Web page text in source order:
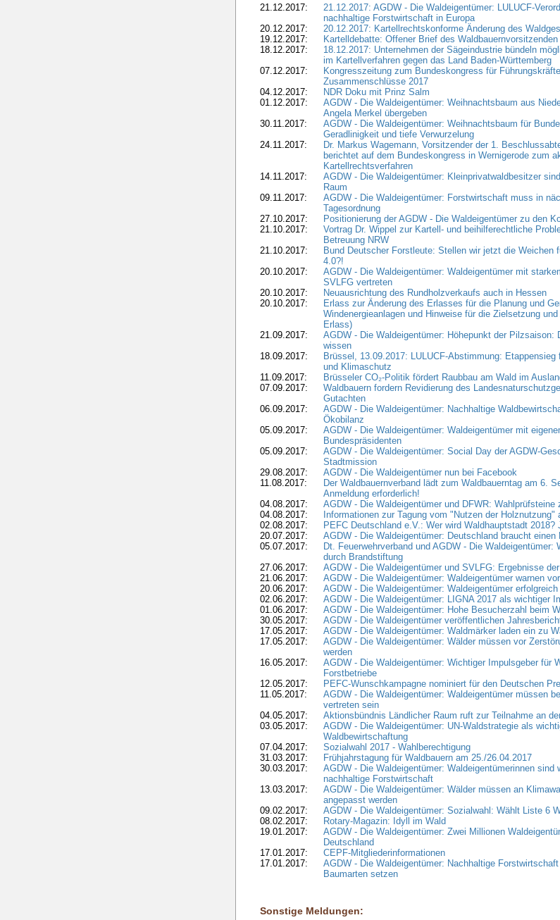
21.12.2017:
21.12.2017: AGDW - Die Waldeigentümer: LULUCF-
nachhaltige Forstwirtschaft in Europa
20.12.2017:
20.12.2017: Kartellrechtskonforme Änderung des
19.12.2017:
Kartelldebatte: Offener Brief des
18.12.2017:
18.12.2017: Unternehmen der Sägeindustrie bündeln
im Kartellverfahren gegen das Land Baden-Württemberg
07.12.2017:
Kongresszeitung zum Bundeskongress für
Zusammenschlüsse 2017
04.12.2017:
NDR Doku mit Prinz Salm
01.12.2017:
AGDW - Die Waldeigentümer: Weihnachtsbaum aus
Angela Merkel übergeben
30.11.2017:
AGDW - Die Waldeigentümer: Weihnachtsbaum für
Geradlinigkeit und tiefe Verwurzelung
24.11.2017:
Dr. Markus Wagemann, Vorsitzender der 1.
berichtet auf dem Bundeskongress in Wernigerode zum
Kartellrechtsverfahren
14.11.2017:
AGDW - Die Waldeigentümer: Kleinprivatwaldbesitzer
Raum
09.11.2017:
AGDW - Die Waldeigentümer: Forstwirtschaft muss in
Tagesordnung
27.10.2017:
Positionierung der AGDW - Die Waldeigentümer zu den
21.10.2017:
Vortrag Dr. Wippel zur Kartell- und beihilferechtliche
Betreuung NRW
21.10.2017:
Bund Deutscher Forstleute: Stellen wir jetzt die Weichen
4.0?!
20.10.2017:
AGDW - Die Waldeigentümer: Waldeigentümer mit
SVLFG vertreten
20.10.2017:
Neuausrichtung des Rundholzverkaufs auch in Hessen
20.10.2017:
Erlass zur Änderung des Erlasses für die Planung und
Windenergieanlagen und Hinweise für die Zielsetzung
Erlass)
21.09.2017:
AGDW - Die Waldeigentümer: Höhepunkt der Pilzsaison:
wissen
18.09.2017:
Brüssel, 13.09.2017: LULUCF-Abstimmung:
und Klimaschutz
11.09.2017:
Brüsseler CO₂-Politik fördert Raubbau am Wald im
07.09.2017:
Waldbauern fordern Revidierung des
Gutachten
06.09.2017:
AGDW - Die Waldeigentümer: Nachhaltige
Ökobilanz
05.09.2017:
AGDW - Die Waldeigentümer: Waldeigentümer mit
Bundespräsidenten
05.09.2017:
AGDW - Die Waldeigentümer: Social Day der AGDW-
Stadtmission
29.08.2017:
AGDW - Die Waldeigentümer nun bei Facebook
11.08.2017:
Der Waldbauernverband lädt zum Waldbauerntag am 6.
Anmeldung erforderlich!
04.08.2017:
AGDW - Die Waldeigentümer und DFWR: Wahlprüfsteine
04.08.2017:
Informationen zur Tagung vom "Nutzen der
02.08.2017:
PEFC Deutschland e.V.: Wer wird Waldhauptstadt 2018?
20.07.2017:
AGDW - Die Waldeigentümer: Deutschland braucht einen
05.07.2017:
Dt. Feuerwehrverband und AGDW - Die Waldeigentümer:
durch Brandstiftung
27.06.2017:
AGDW - Die Waldeigentümer und SVLFG: Ergebnisse
21.06.2017:
AGDW - Die Waldeigentümer: Waldeigentümer warnen
20.06.2017:
AGDW - Die Waldeigentümer: Waldeigentümer
02.06.2017:
AGDW - Die Waldeigentümer: LIGNA 2017 als wichtiger
01.06.2017:
AGDW - Die Waldeigentümer: Hohe Besucherzahl beim
30.05.2017:
AGDW - Die Waldeigentümer veröffentlichen
17.05.2017:
AGDW - Die Waldeigentümer: Waldmärker laden ein zu
17.05.2017:
AGDW - Die Waldeigentümer: Wälder müssen vor
werden
16.05.2017:
AGDW - Die Waldeigentümer: Wichtiger Impulsgeber für
Forstbetriebe
12.05.2017:
PEFC-Wunschkampagne nominiert für den Deutschen
11.05.2017:
AGDW - Die Waldeigentümer: Waldeigentümer müssen
vertreten sein
04.05.2017:
Aktionsbündnis Ländlicher Raum ruft zur Teilnahme an
03.05.2017:
AGDW - Die Waldeigentümer: UN-Waldstrategie als
Waldbewirtschaftung
07.04.2017:
Sozialwahl 2017 - Wahlberechtigung
31.03.2017:
Frühjahrstagung für Waldbauern am 25./26.04.2017
30.03.2017:
AGDW - Die Waldeigentümer: Waldeigentümerinnen sind
nachhaltige Forstwirtschaft
13.03.2017:
AGDW - Die Waldeigentümer: Wälder müssen an
angepasst werden
09.02.2017:
AGDW - Die Waldeigentümer: Sozialwahl: Wählt Liste 6
08.02.2017:
Rotary-Magazin: Idyll im Wald
19.01.2017:
AGDW - Die Waldeigentümer: Zwei Millionen
Deutschland
17.01.2017:
CEPF-Mitgliederinformationen
17.01.2017:
AGDW - Die Waldeigentümer: Nachhaltige
Baumarten setzen
Sonstige Meldungen: